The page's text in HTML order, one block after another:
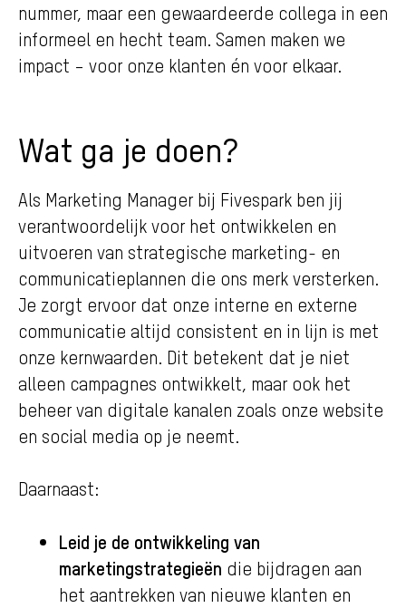
nummer, maar een gewaardeerde collega in een
informeel en hecht team. Samen maken we
impact – voor onze klanten én voor elkaar.
Wat ga je doen?
Als Marketing Manager bij Fivespark ben jij
verantwoordelijk voor het ontwikkelen en
uitvoeren van strategische marketing- en
communicatieplannen die ons merk versterken.
Je zorgt ervoor dat onze interne en externe
communicatie altijd consistent en in lijn is met
onze kernwaarden. Dit betekent dat je niet
alleen campagnes ontwikkelt, maar ook het
beheer van digitale kanalen zoals onze website
en social media op je neemt.
Daarnaast:
Leid je de ontwikkeling van
marketingstrategieën die bijdragen aan
het aantrekken van nieuwe klanten en